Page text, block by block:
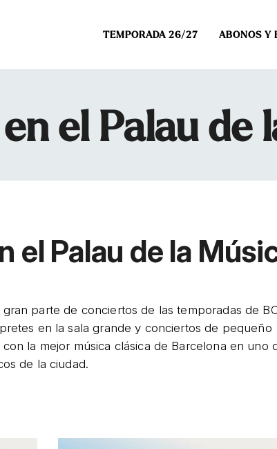
TEMPORADA 26/27 ABONOS Y
el Palau de
el Palau de la
parte de conciertos de las temporadas de
en la sala grande y conciertos de pequeño
la mejor música clásica de Barcelona en uno
de la ciudad.